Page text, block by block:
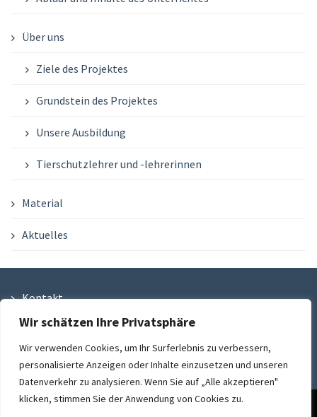
Wir schätzen Ihre Privatsphäre
Wir verwenden Cookies, um Ihr Surferlebnis zu verbessern,
personalisierte Anzeigen oder Inhalte einzusetzen und unseren
Datenverkehr zu analysieren. Wenn Sie auf „Alle akzeptieren"
klicken, stimmen Sie der Anwendung von Cookies zu.
Über uns
Ziele des Projektes
Grundstein des Projektes
Unsere Ausbildung
Tierschutzlehrer und -lehrerinnen
Material
Aktuelles
Kontakt
Datenschutzbestimmungen
Impressum
Diese Website benutzt Cookies. Wenn du die Website weiter